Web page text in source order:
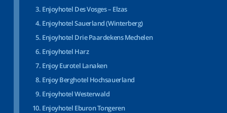
Enjoyhotel Des Vosges – Elzas
Enjoyhotel Sauerland (Winterberg)
Enjoyhotel Drie Paardekens Mechelen
Enjoyhotel Harz
Enjoy Eurotel Lanaken
Enjoy Berghotel Hochsauerland
Enjoyhotel Westerwald
Enjoyhotel Eburon Tongeren